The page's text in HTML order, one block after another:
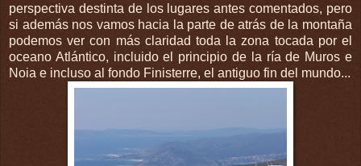
perspectiva destinta de los lugares antes comentados, pero
si además nos vamos hacia la parte de atrás de la montaña
podemos ver con más claridad toda la zona tocada por el
oceano Atlántico, incluido el principio de la ría de Muros e
Noia e incluso al fondo Finisterre, el antiguo fin del mundo...